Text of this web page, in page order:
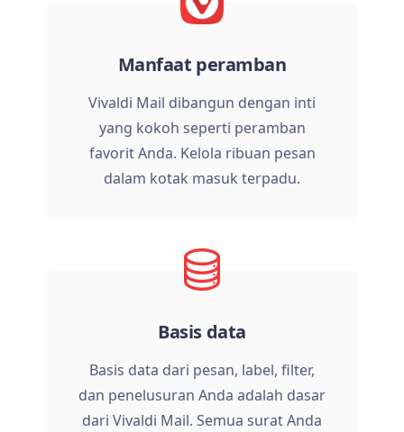
Manfaat peramban
Vivaldi Mail dibangun dengan inti
yang kokoh seperti peramban
favorit Anda. Kelola ribuan pesan
dalam kotak masuk terpadu.
Basis data
Basis data dari pesan, label, filter,
dan penelusuran Anda adalah dasar
dari Vivaldi Mail. Semua surat Anda